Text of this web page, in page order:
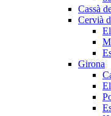
Cassà
Cervià
Girona